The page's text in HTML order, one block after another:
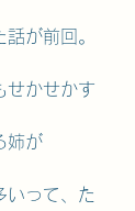
が前回。
せかせかす
姉が
いって、た